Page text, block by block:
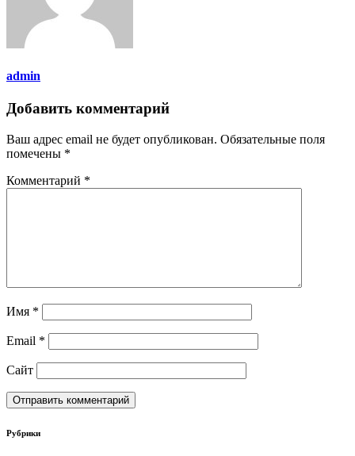
admin
Добавить комментарий
Ваш адрес email не будет опубликован. Обязательные поля
помечены *
Комментарий *
Имя *
Email *
Сайт
Рубрики